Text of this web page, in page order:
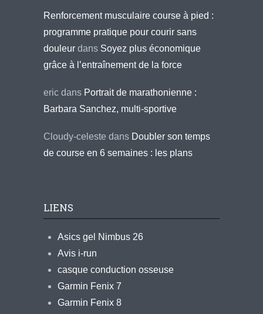
Renforcement musculaire course à pied :
programme pratique pour courir sans
douleur dans Soyez plus économique
grâce à l’entraînement de la force
eric dans Portrait de marathonienne :
Barbara Sanchez, multi-sportive
Cloudy-celeste dans Doubler son temps
de course en 6 semaines : les plans
LIENS
Asics gel Nimbus 26
Avis i-run
casque conduction osseuse
Garmin Fenix 7
Garmin Fenix 8